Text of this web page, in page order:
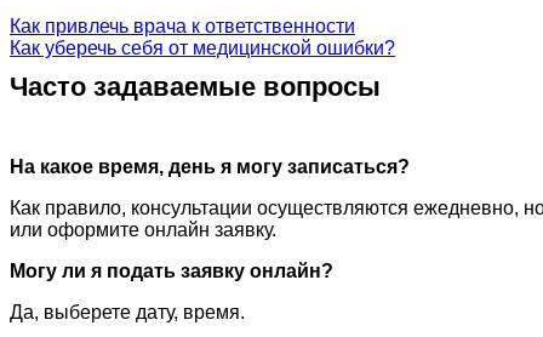
Как привлечь врача к ответственности
Как уберечь себя от медицинской ошибки?
Часто задаваемые вопросы
На какое время, день я могу записаться?
Как правило, консультации осуществляются ежедневно,
или оформите онлайн заявку.
Могу ли я подать заявку онлайн?
Да, выберете дату, время.